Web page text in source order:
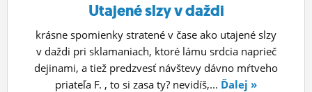
Utajené slzy v daždi
krásne spomienky stratené v čase ako utajené slzy
v daždi pri sklamaniach, ktoré lámu srdcia naprieč
dejinami, a tiež predzvesť návštevy dávno mŕtveho
priateľa F. , to si zasa ty? nevidíš,... Ďalej »